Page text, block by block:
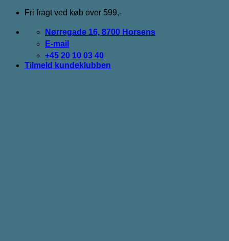
Fortsæt
indhold
Fri fragt ved køb over 599,-
Nørregade 16, 8700 Horsens
E-mail
+45 20 10 03 40
Tilmeld kundeklubben